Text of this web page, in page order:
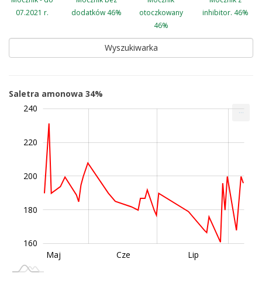
07.2021 r.
dodatków 46%
otoczkowany
46%
inhibitor. 46%
Wyszukiwarka
Saletra amonowa 34%
160
160
180
200
220
240
Maj Cze Lip
Sie
Wrz
...